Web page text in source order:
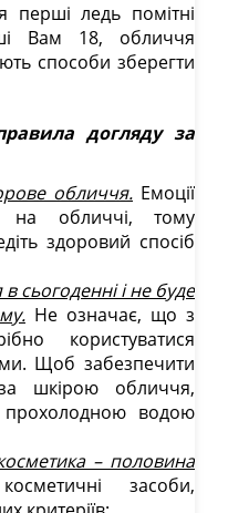
перші ледь помітні
Вам 18, обличчя
способи зберегти
догляду за
обличчя. Емоції
на обличчі, тому
здоровий спосіб
сьогоденні і не буде
Не означає, що з
користуватися
Щоб забезпечити
шкірою обличчя,
прохолодною водою
– половина
засоби,